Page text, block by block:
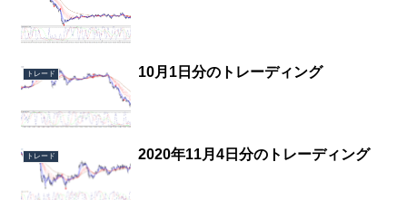
トレード 10月1日分のトレーディング
トレード 2020年11月4日分のトレーディング